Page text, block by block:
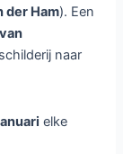
der Ham). Een
naar
elke